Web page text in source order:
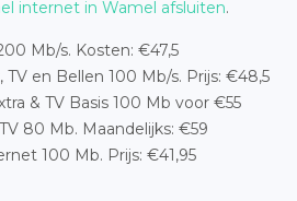
internet in Wamel afsluiten.
Mb/s. Kosten: €47,5
en Bellen 100 Mb/s. Prijs: €48,5
& TV Basis 100 Mb voor €55
80 Mb. Maandelijks: €59
100 Mb. Prijs: €41,95